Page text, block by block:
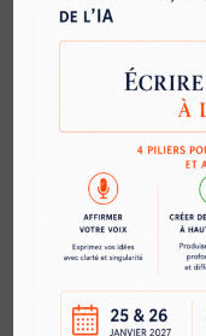
Copier
|
Ce que veut
aujourd’hui